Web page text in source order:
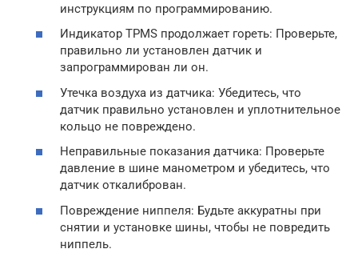
инструкциям по программированию.
Индикатор TPMS продолжает гореть: Проверьте,
правильно ли установлен датчик и
запрограммирован ли он.
Утечка воздуха из датчика: Убедитесь, что
датчик правильно установлен и уплотнительное
кольцо не повреждено.
Неправильные показания датчика: Проверьте
давление в шине манометром и убедитесь, что
датчик откалиброван.
Повреждение ниппеля: Будьте аккуратны при
снятии и установке шины, чтобы не повредить
ниппель.